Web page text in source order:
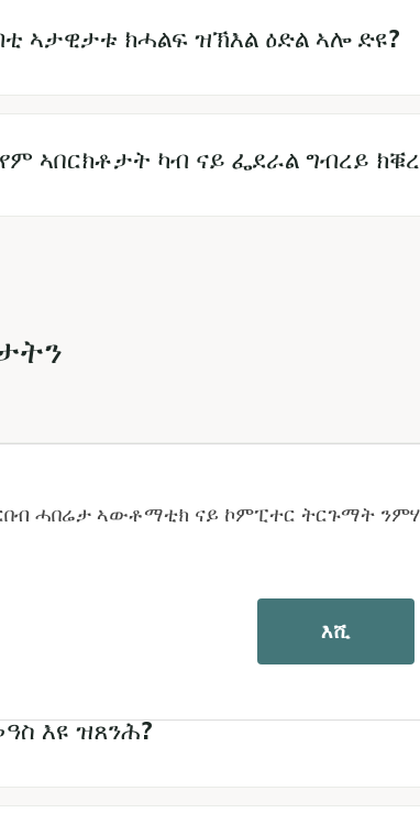
ኣታዊታቱ ክሓልፍ ዝኽእል ዕድል ኣሎ ድዩ?
ኣበርክቶታት ካብ ናይ ፌደራል ግብረይ
ድሌት ኣለዎ ድዩ የብሉን ብኸመይ ክውስን እዩ?
ግን ከኣ ናይ ኣበርክቶ ረቛሒታት
እዩ ዝጸንሕ?
ሓበሬታ ኣውቶማቲክ ናይ ኮምፒተር ትርጉማት
እሺ